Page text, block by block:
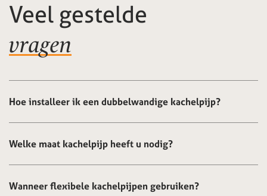
Veel gestelde
vragen
Hoe installeer ik een dubbelwandige kachelpijp?
Welke maat kachelpijp heeft u nodig?
Wanneer flexibele kachelpijpen gebruiken?